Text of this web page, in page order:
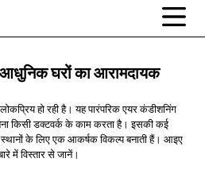
घरों काआरामदायक
हो रही है। यह पारंपरिक एयर कंडीशनिंग
किसी डक्टवर्क के काम करता है। इसकी कई
स्थानों के लिए एक आकर्षक विकल्प बनाती हैं। आइए
में विस्तार से जानें।